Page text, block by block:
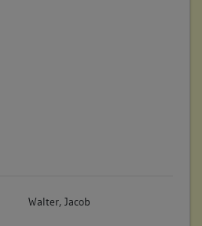
Walter, Jacob